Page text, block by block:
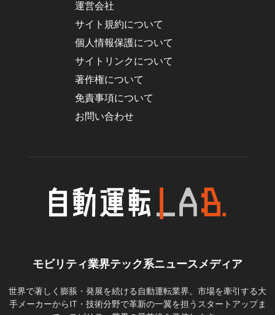
運営会社
サイト規約について
個人情報保護について
サイトリンクについて
著作権について
免責事項について
お問い合わせ
モビリティ業界テック系ニュースメディア
世界で著しく膨脹・発展を続ける自動運転業界。市場を牽引する大
手メーカーからIT・技術分野で革新の一翼を担うスタートアップま